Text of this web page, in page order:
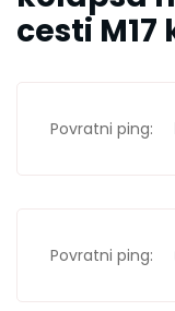
cesti
Povratni ping:
Povratni ping: